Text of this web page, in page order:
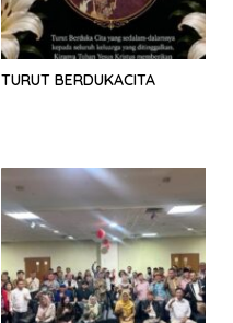
TURUT BERDUKACITA